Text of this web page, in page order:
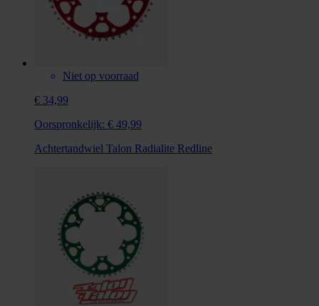
Niet op voorraad
€ 34,99
Oorspronkelijk: € 49,99
Achtertandwiel Talon Radialite Redline